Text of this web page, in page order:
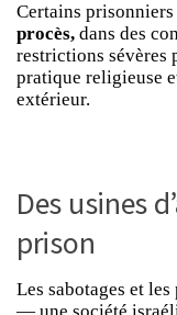
Certains
procès, dans des
restrictions sévères
pratique religieuse
extérieur.
Des usines
prison
Les sabotages et